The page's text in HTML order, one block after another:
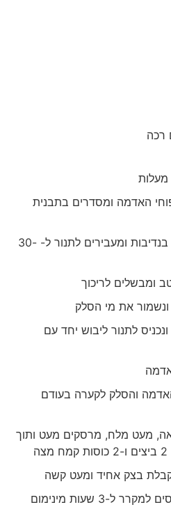
האדמה ומסדרים בתבנית
מפזרים מעל מלח גס בנדיבות ומעבירים לתנור ל- 30-
לריכוך
את מי הסלק
לתנור ליבוש יחד עם
והסלק לקערה בעודם
חמאה, מעט מלח, מרסקים מעט ותוך
בצק אחיד ומעט קשה
שעות מינימום